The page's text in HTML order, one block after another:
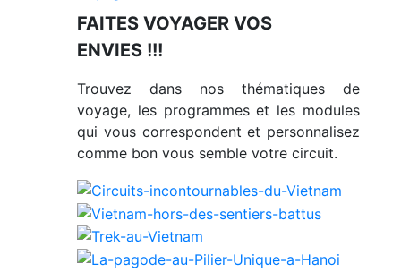
FAITES VOYAGER VOS
ENVIES !!!
Trouvez dans nos thématiques de
voyage, les programmes et les modules
qui vous correspondent et personnalisez
comme bon vous semble votre circuit.